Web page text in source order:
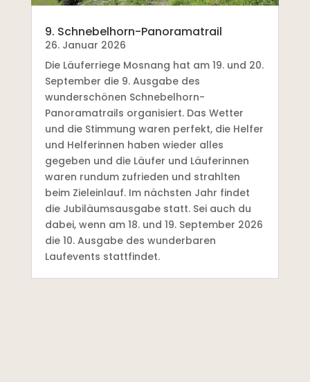
9. Schnebelhorn-Panoramatrail
26. Januar 2026
Die Läuferriege Mosnang hat am 19. und 20.
September die 9. Ausgabe des
wunderschönen Schnebelhorn-
Panoramatrails organisiert. Das Wetter
und die Stimmung waren perfekt, die Helfer
und Helferinnen haben wieder alles
gegeben und die Läufer und Läuferinnen
waren rundum zufrieden und strahlten
beim Zieleinlauf. Im nächsten Jahr findet
die Jubiläumsausgabe statt. Sei auch du
dabei, wenn am 18. und 19. September 2026
die 10. Ausgabe des wunderbaren
Laufevents stattfindet.